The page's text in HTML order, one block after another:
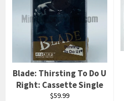
Blade: Thirsting To Do U
Right: Cassette Single
Prix
$59.99